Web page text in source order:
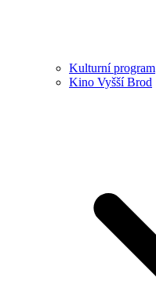
Kulturní program
Kino Vyšší Brod